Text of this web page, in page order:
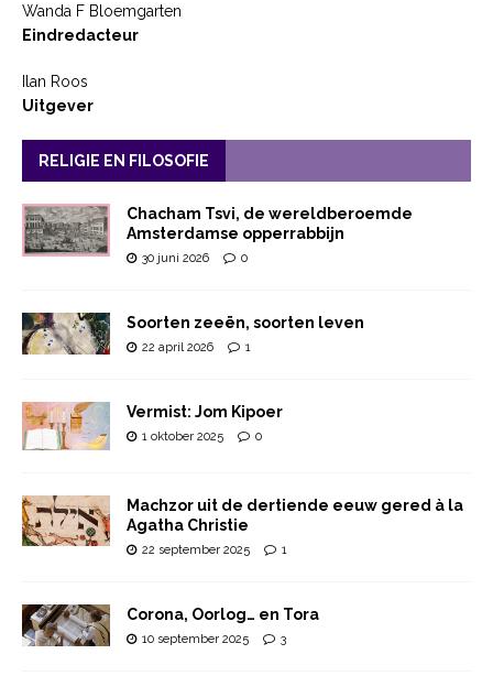
Wanda F Bloemgarten
Eindredacteur
Ilan Roos
Uitgever
RELIGIE EN FILOSOFIE
Chacham Tsvi, de wereldberoemde
Amsterdamse opperrabbijn
30 juni 2026 0
Soorten zeeën, soorten leven
22 april 2026 1
Vermist: Jom Kipoer
1 oktober 2025 0
Machzor uit de dertiende eeuw gered à la
Agatha Christie
22 september 2025 1
Corona, Oorlog… en Tora
10 september 2025 3